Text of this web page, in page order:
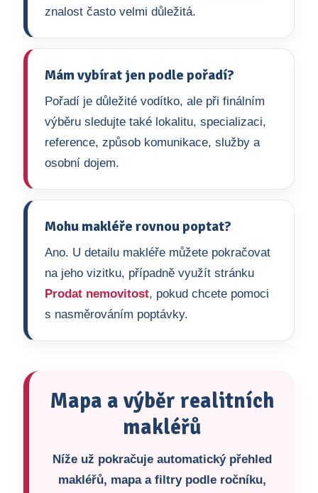
znalost často velmi důležitá.
Mám vybírat jen podle pořadí?
Pořadí je důležité vodítko, ale při finálním
výběru sledujte také lokalitu, specializaci,
reference, způsob komunikace, služby a
osobní dojem.
Mohu makléře rovnou poptat?
Ano. U detailu makléře můžete pokračovat
na jeho vizitku, případně využít stránku
Prodat nemovitost, pokud chcete pomoci
s nasměrováním poptávky.
Mapa a výběr realitních
makléřů
Níže už pokračuje automatický přehled
makléřů, mapa a filtry podle ročníku,